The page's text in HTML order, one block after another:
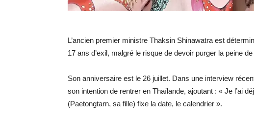
L’ancien premier ministre Thaksin Shinawatra est
17 ans d’exil, malgré le risque de devoir purger la peine
Son anniversaire est le 26 juillet. Dans une interview
son intention de rentrer en Thaïlande, ajoutant : « Je l’ai
(Paetongtarn, sa fille) fixe la date, le calendrier ».